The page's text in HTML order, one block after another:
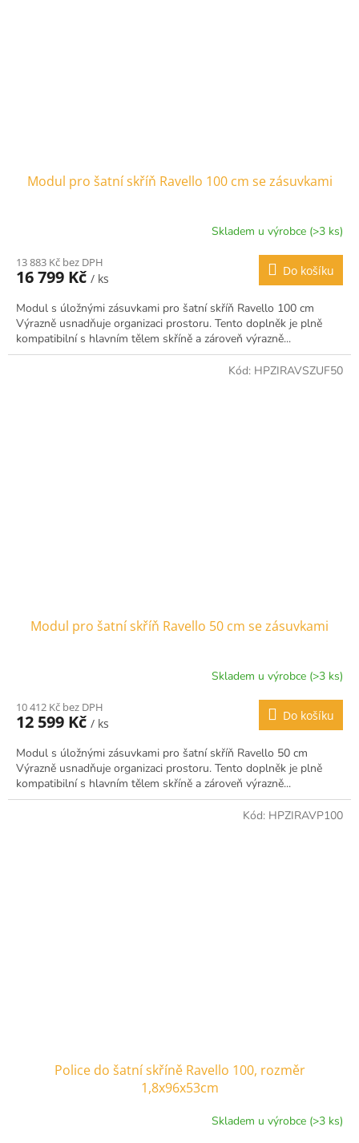
Modul pro šatní skříň Ravello 100 cm se zásuvkami
Skladem u výrobce (>3 ks)
13 883 Kč bez DPH
16 799 Kč / ks
Do košíku
Modul s úložnými zásuvkami pro šatní skříň Ravello 100 cm
Výrazně usnadňuje organizaci prostoru. Tento doplněk je plně
kompatibilní s hlavním tělem skříně a zároveň výrazně...
Modul pro šatní skříň Ravello 50 cm se zásuvkami
Skladem u výrobce (>3 ks)
10 412 Kč bez DPH
12 599 Kč / ks
Do košíku
Modul s úložnými zásuvkami pro šatní skříň Ravello 50 cm
Výrazně usnadňuje organizaci prostoru. Tento doplněk je plně
kompatibilní s hlavním tělem skříně a zároveň výrazně...
Kód: HPZIRAVSZUF50
Police do šatní skříně Ravello 100, rozměr
1,8x96x53cm
Skladem u výrobce (>3 ks)
Kód: HPZIRAVP100